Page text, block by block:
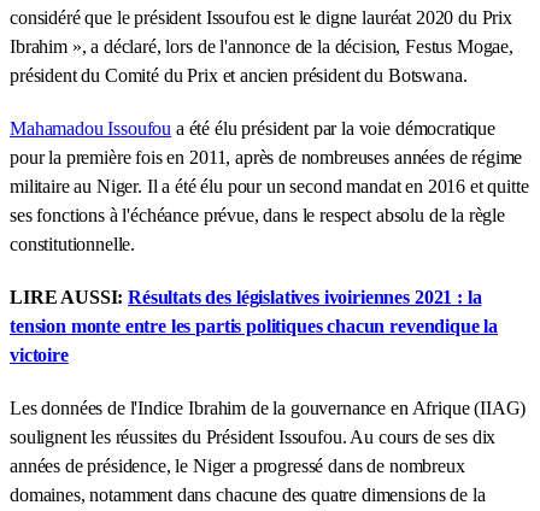
considéré que le président Issoufou est le digne lauréat 2020 du Prix
Ibrahim », a déclaré, lors de l'annonce de la décision, Festus Mogae,
président du Comité du Prix et ancien président du Botswana.
Mahamadou Issoufou a été élu président par la voie démocratique
pour la première fois en 2011, après de nombreuses années de régime
militaire au Niger. Il a été élu pour un second mandat en 2016 et quitte
ses fonctions à l'échéance prévue, dans le respect absolu de la règle
constitutionnelle.
LIRE AUSSI:Résultats des législatives ivoiriennes 2021 : la
tension monte entre les partis politiques chacun revendique la
victoire
Les données de l'Indice Ibrahim de la gouvernance en Afrique (IIAG)
soulignent les réussites du Président Issoufou. Au cours de ses dix
années de présidence, le Niger a progressé dans de nombreux
domaines, notamment dans chacune des quatre dimensions de la